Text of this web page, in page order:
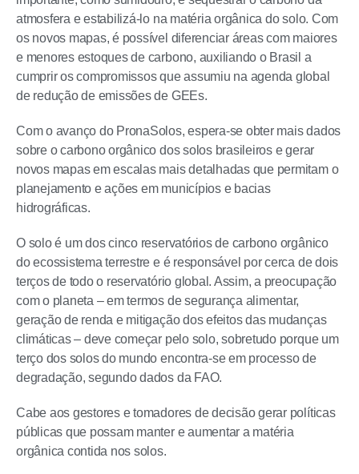
atmosfera e estabilizá-lo na matéria orgânica do solo. Com
os novos mapas, é possível diferenciar áreas com maiores
e menores estoques de carbono, auxiliando o Brasil a
cumprir os compromissos que assumiu na agenda global
de redução de emissões de GEEs.
Com o avanço do PronaSolos, espera-se obter mais dados
sobre o carbono orgânico dos solos brasileiros e gerar
novos mapas em escalas mais detalhadas que permitam o
planejamento e ações em municípios e bacias
hidrográficas.
O solo é um dos cinco reservatórios de carbono orgânico
do ecossistema terrestre e é responsável por cerca de dois
terços de todo o reservatório global. Assim, a preocupação
com o planeta – em termos de segurança alimentar,
geração de renda e mitigação dos efeitos das mudanças
climáticas – deve começar pelo solo, sobretudo porque um
terço dos solos do mundo encontra-se em processo de
degradação, segundo dados da FAO.
Cabe aos gestores e tomadores de decisão gerar políticas
públicas que possam manter e aumentar a matéria
orgânica contida nos solos.